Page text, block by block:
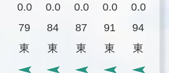
0.0 0.0 0.0 0.0 0.0
79
84 87 91 94
東
東 東 東 東